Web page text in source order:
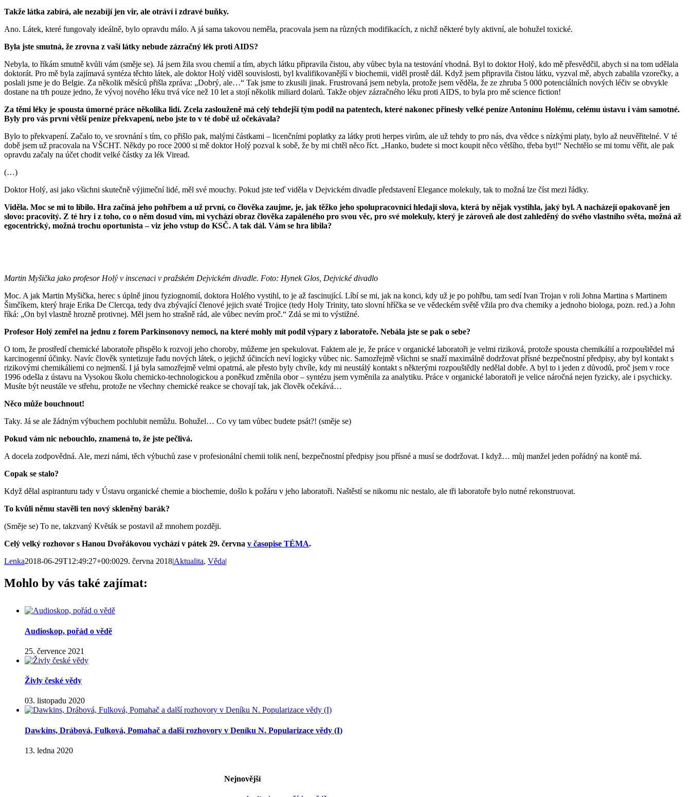
Takže látka zabírá, ale nezabíjí jen vir, ale otráví i zdravé buňky.
Ano. Látek, které fungovaly ideálně, bylo opravdu málo. A já sama takovou neměla, pracovala jsem na různých modifikacích, z nichž některé byly aktivní, ale bohužel toxické.
Byla jste smutná, že zrovna z vaší látky nebude zázračný lék proti AIDS?
Nebyla, to říkám smutně kvůli vám (směje se). Já jsem žila svou chemií a tím, abych látku připravila čistou, aby vůbec byla na testování vhodná. Byl to doktor Holý, kdo mě přesvědčil, abych si na tom udělala
doktorát. Pro mě byla zajímavá syntéza těchto látek, ale doktor Holý viděl souvislosti, byl kvalifikovanější v biochemii, viděl prostě dál. Když jsem připravila čistou látku, vyzval mě, abych zabalila vzorečky, a
poslali jsme je do Belgie. Za několik měsíců přišla zpráva: „Dobrý, ale…“ Tak jsme to zkusili jinak. Frustrovaná jsem nebyla, protože jsem věděla, že ze zhruba 5 000 potenciálních nových léčiv se obvykle
dostane na trh pouze jedno, že vývoj nového léku trvá více než 10 let a stojí několik miliard dolarů. Takže objev zázračného léku proti AIDS, to byla pro mě science fiction!
Za těmi léky je spousta úmorné práce několika lidí. Zcela zaslouženě má celý tehdejší tým podíl na patentech, které nakonec přinesly velké peníze Antonínu Holému, celému ústavu i vám samotné.
Byly pro vás první větší peníze překvapení, nebo jste to v té době už očekávala?
Bylo to překvapení. Začalo to, ve srovnání s tím, co přišlo pak, malými částkami – licenčními poplatky za látky proti herpes virům, ale už tehdy to pro nás, dva vědce s nízkými platy, bylo až neuvěřitelné. V té
době jsem už pracovala na VŠCHT. Někdy po roce 2000 si mě doktor Holý pozval k sobě, že by mi chtěl něco říct. „Hanko, budete si moct koupit něco většího, třeba byt!“ Nechtělo se mi tomu věřit, ale pak
opravdu začaly na účet chodit velké částky za lék Viread.
(…)
Doktor Holý, asi jako všichni skutečně výjimeční lidé, měl své mouchy. Pokud jste teď viděla v Dejvickém divadle představení Elegance molekuly, tak to možná lze číst mezi řádky.
Viděla. Moc se mi to líbilo. Hra začíná jeho pohřbem a už první, co člověka zaujme, je, jak těžko jeho spolupracovníci hledají slova, která by nějak vystihla, jaký byl. A nacházejí opakovaně jen
slovo: pracovitý. Z té hry i z toho, co o něm dosud vím, mi vychází obraz člověka zapáleného pro svou věc, pro své molekuly, který je zároveň ale dost zahleděný do svého vlastního světa, možná až
egocentrický, možná trochu oportunista – viz jeho vstup do KSČ. A tak dál. Vám se hra líbila?
Martin Myšička jako profesor Holý v inscenaci v pražském Dejvickém divadle. Foto: Hynek Glos, Dejvické divadlo
Moc. A jak Martin Myšička, herec s úplně jinou fyziognomií, doktora Holého vystihl, to je až fascinující. Líbí se mi, jak na konci, kdy už je po pohřbu, tam sedí Ivan Trojan v roli Johna Martina s Martinem
Šimčíkem, který hraje Erika De Clercqa, tedy dva zbývající členové jejich svaté Trojice (tedy Holy Trinity, tato slovní hříčka se ve vědeckém světě vžila pro dva chemiky a jednoho biologa, pozn. red.) a John
říká: „On byl vlastně hrozně protivnej. Měl jsem ho strašně rád, ale vůbec nevím proč.“ Zdá se mi to výstižné.
Profesor Holý zemřel na jednu z forem Parkinsonovy nemoci, na které mohly mít podíl výpary z laboratoře. Nebála jste se pak o sebe?
O tom, že prostředí chemické laboratoře přispělo k rozvoji jeho choroby, můžeme jen spekulovat. Faktem ale je, že práce v organické laboratoři je velmi riziková, protože spousta chemikálií a rozpouštědel má
karcinogenní účinky. Navíc člověk syntetizuje řadu nových látek, o jejichž účincích neví logicky vůbec nic. Samozřejmě všichni se snaží maximálně dodržovat přísné bezpečnostní předpisy, aby byl kontakt s
rizikovými chemikáliemi co nejmenší. I já byla samozřejmě velmi opatrná, ale přesto byly chvíle, kdy mi neustálý kontakt s některými rozpouštědly nedělal dobře. A byl to i jeden z důvodů, proč jsem v roce
1996 odešla z ústavu na Vysokou školu chemicko-technologickou a poněkud změnila obor – syntézu jsem vyměnila za analytiku. Práce v organické laboratoři je velice náročná nejen fyzicky, ale i psychicky.
Musíte být neustále ve střehu, protože ne všechny chemické reakce se chovají tak, jak člověk očekává…
Něco může bouchnout!
Taky. Já se ale žádným výbuchem pochlubit nemůžu. Bohužel… Co vy tam vůbec budete psát?! (směje se)
Pokud vám nic nebouchlo, znamená to, že jste pečlivá.
A docela zodpovědná. Ale, mezi námi, těch výbuchů zase v profesionální chemii tolik není, bezpečnostní předpisy jsou přísné a musí se dodržovat. I když… můj manžel jeden pořádný na kontě má.
Copak se stalo?
Když dělal aspiranturu tady v Ústavu organické chemie a biochemie, došlo k požáru v jeho laboratoři. Naštěstí se nikomu nic nestalo, ale tři laboratoře bylo nutné rekonstruovat.
To kvůli němu stavěli ten nový skleněný barák?
(Směje se) To ne, takzvaný Květák se postavil až mnohem později.
Celý velký rozhovor s Hanou Dvořákovou vychází v pátek 29. června v časopise TÉMA.
Lenka2018-06-29T12:49:27+00:0029. června 2018|Aktualita, Věda|
Mohlo by vás také zajímat:
Audioskop, pořád o vědě
25. července 2021
Živly české vědy
03. listopadu 2020
Dawkins, Drábová, Fulková, Pomahač a další rozhovory v Deníku N. Popularizace vědy (I)
13. ledna 2020
Nejnovější